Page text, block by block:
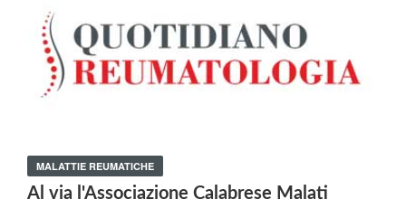
MALATTIE REUMATICHE
Al via l'Associazione Calabrese Malati